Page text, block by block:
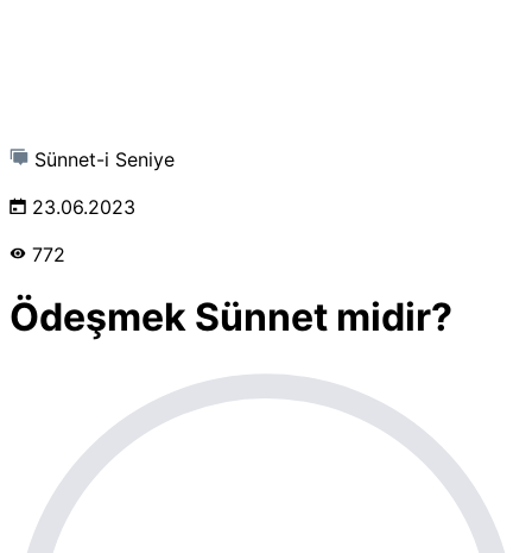
Sünnet-i Seniye
23.06.2023
772
Ödeşmek Sünnet midir?